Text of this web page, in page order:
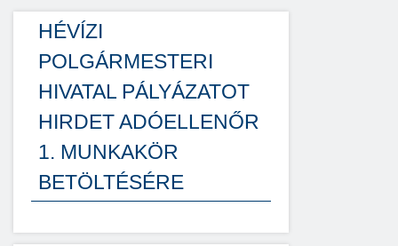
HÉVÍZI
POLGÁRMESTERI
HIVATAL PÁLYÁZATOT
HIRDET ADÓELLENŐR
1. MUNKAKÖR
BETÖLTÉSÉRE